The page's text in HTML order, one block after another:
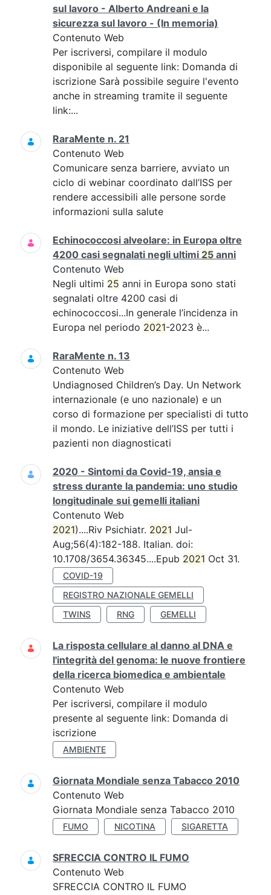
sul lavoro - Alberto Andreani e la
sicurezza sul lavoro - (In memoria)
Contenuto Web
Per iscriversi, compilare il modulo
disponibile al seguente link: Domanda di
iscrizione Sarà possibile seguire l'evento
anche in streaming tramite il seguente
link:...
RaraMente n. 21
Contenuto Web
Comunicare senza barriere, avviato un
ciclo di webinar coordinato dall’ISS per
rendere accessibili alle persone sorde
informazioni sulla salute
Echinococcosi alveolare: in Europa oltre
4200 casi segnalati negli ultimi 25 anni
Contenuto Web
Negli ultimi 25 anni in Europa sono stati
segnalati oltre 4200 casi di
echinococcosi...In generale l’incidenza in
Europa nel periodo 2021-2023 è...
RaraMente n. 13
Contenuto Web
Undiagnosed Children’s Day. Un Network
internazionale (e uno nazionale) e un
corso di formazione per specialisti di tutto
il mondo. Le iniziative dell’ISS per tutti i
pazienti non diagnosticati
2020 - Sintomi da Covid-19, ansia e
stress durante la pandemia: uno studio
longitudinale sui gemelli italiani
Contenuto Web
2021)....Riv Psichiatr. 2021 Jul-
Aug;56(4):182-188. Italian. doi:
10.1708/3654.36345....Epub 2021 Oct 31.
COVID-19
REGISTRO NAZIONALE GEMELLI
TWINS
RNG GEMELLI
La risposta cellulare al danno al DNA e
l'integrità del genoma: le nuove frontiere
della ricerca biomedica e ambientale
Contenuto Web
Per iscriversi, compilare il modulo
presente al seguente link: Domanda di
iscrizione
AMBIENTE
Giornata Mondiale senza Tabacco 2010
Contenuto Web
Giornata Mondiale senza Tabacco 2010
FUMO NICOTINA SIGARETTA
SFRECCIA CONTRO IL FUMO
Contenuto Web
SFRECCIA CONTRO IL FUMO